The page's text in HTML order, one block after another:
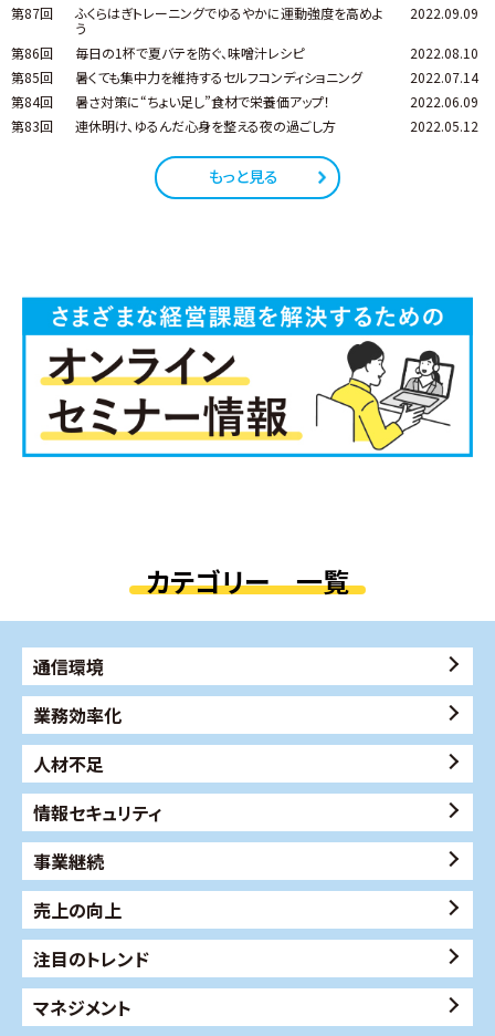
第87回
ふくらはぎトレーニングでゆるやかに運動強度を高めよ
う
2022.09.09
第86回 毎日の1杯で夏バテを防ぐ、味噌汁レシピ
2022.08.10
第85回
暑くても集中力を維持するセルフコンディショニング
2022.07.14
第84回
暑さ対策に“ちょい足し”食材で栄養価アップ！
2022.06.09
第83回
連休明け、ゆるんだ心身を整える夜の過ごし方 2022.05.12
もっと見る
カテゴリー 一覧
通信環境
業務効率化
人材不足
情報セキュリティ
事業継続
売上の向上
注目のトレンド
マネジメント